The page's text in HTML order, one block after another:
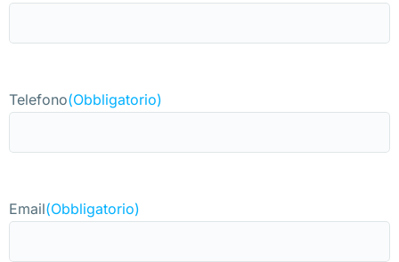
Telefono(Obbligatorio)
Email(Obbligatorio)